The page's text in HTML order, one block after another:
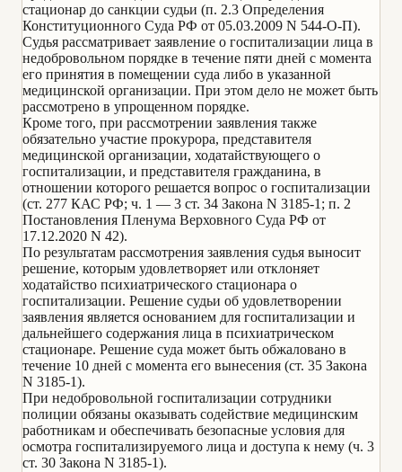
стационар до санкции судьи (п. 2.3 Определения
Конституционного Суда РФ от 05.03.2009 N 544-О-П).
Судья рассматривает заявление о госпитализации лица в
недобровольном порядке в течение пяти дней с момента
его принятия в помещении суда либо в указанной
медицинской организации. При этом дело не может быть
рассмотрено в упрощенном порядке.
Кроме того, при рассмотрении заявления также
обязательно участие прокурора, представителя
медицинской организации, ходатайствующего о
госпитализации, и представителя гражданина, в
отношении которого решается вопрос о госпитализации
(ст. 277 КАС РФ; ч. 1 — 3 ст. 34 Закона N 3185-1; п. 2
Постановления Пленума Верховного Суда РФ от
17.12.2020 N 42).
По результатам рассмотрения заявления судья выносит
решение, которым удовлетворяет или отклоняет
ходатайство психиатрического стационара о
госпитализации. Решение судьи об удовлетворении
заявления является основанием для госпитализации и
дальнейшего содержания лица в психиатрическом
стационаре. Решение суда может быть обжаловано в
течение 10 дней с момента его вынесения (ст. 35 Закона
N 3185-1).
При недобровольной госпитализации сотрудники
полиции обязаны оказывать содействие медицинским
работникам и обеспечивать безопасные условия для
осмотра госпитализируемого лица и доступа к нему (ч. 3
ст. 30 Закона N 3185-1).